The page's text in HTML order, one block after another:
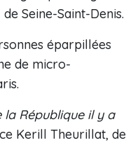
Seine-Saint-Denis.
éparpillées
de micro-
la République il y a
Kerill Theurillat, de